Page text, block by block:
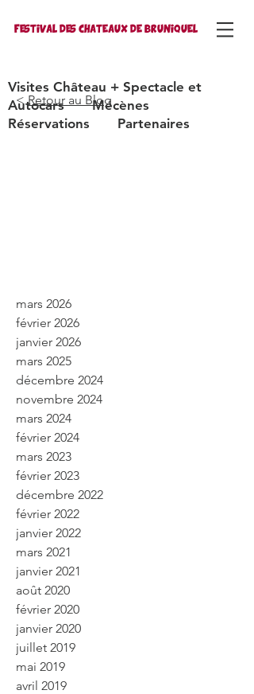
FESTIVAL DES CHATEAUX DE BRUNIQUEL
Visites Château + Spectacle et
Autocars
Mécènes
Réservations
Partenaires
<Retour au Blog
mars 2026
février 2026
janvier 2026
mars 2025
décembre 2024
novembre 2024
mars 2024
février 2024
mars 2023
février 2023
décembre 2022
février 2022
janvier 2022
mars 2021
janvier 2021
août 2020
février 2020
janvier 2020
juillet 2019
mai 2019
avril 2019